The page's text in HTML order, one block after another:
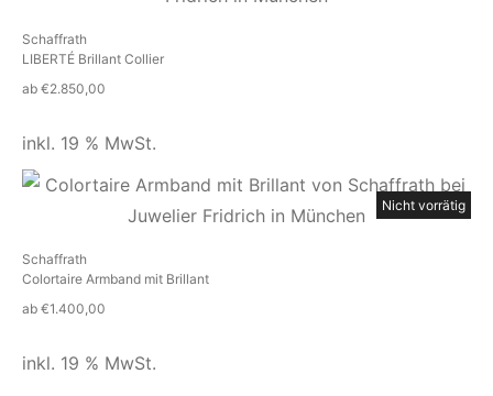
Schaffrath
LIBERTÉ Brillant Collier
ab €2.850,00
inkl. 19 % MwSt.
Nicht vorrätig
Schaffrath
Colortaire Armband mit Brillant
ab €1.400,00
inkl. 19 % MwSt.